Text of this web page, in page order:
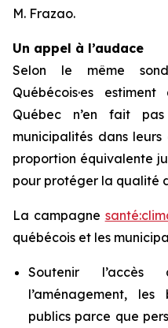
M. Frazao.
Un appel à l’audace
Selon le même
Québécois·es
Québec n’en fait
municipalités dans
proportion équivalente
pour protéger la qualité
La campagne
québécois et les
Soutenir
l’aménagement,
publics parce que